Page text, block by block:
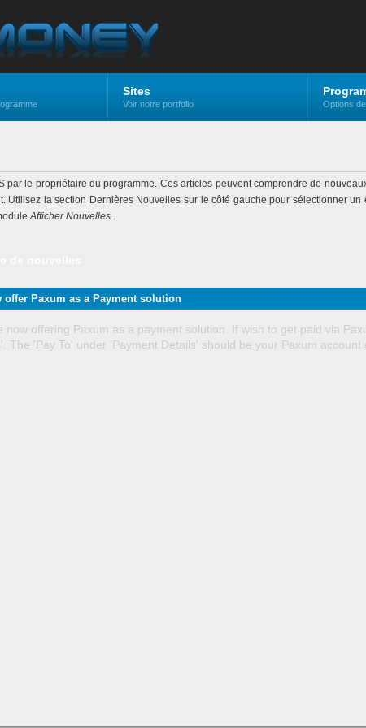
Sites
Voir notre portfolio Options
le propriétaire du programme. Ces articles peuvent comprendre de
Utilisez la section Dernières Nouvelles sur le côté gauche pour sélectionner
Afficher Nouvelles .
offer Paxum as a Payment solution
now offering Paxum as a payment solution. If wish to get paid via
The 'Pay To' under 'Payment Details' should be your Paxum